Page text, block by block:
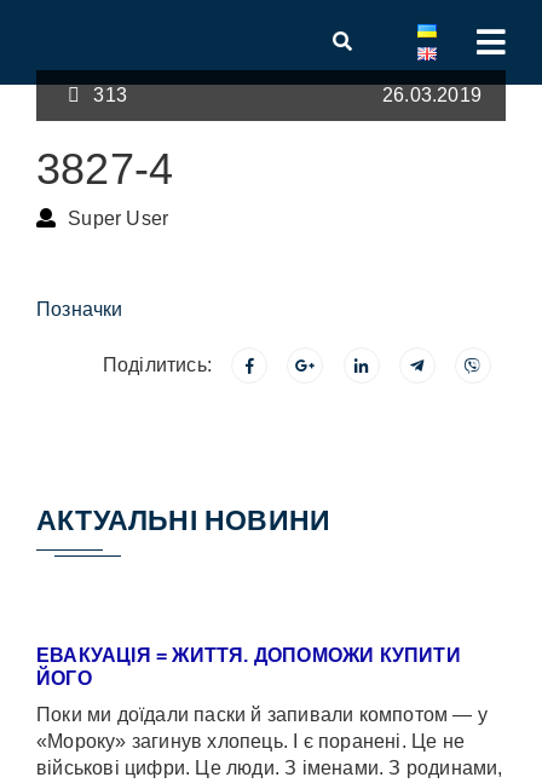
313 26.03.2019
3827-4
Super User
Позначки
Поділитись:
АКТУАЛЬНІ НОВИНИ
ЕВАКУАЦІЯ = ЖИТТЯ. ДОПОМОЖИ КУПИТИ
ЙОГО
Поки ми доїдали паски й запивали компотом — у
«Мороку» загинув хлопець. І є поранені. Це не
військові цифри. Це люди. З іменами. З родинами,